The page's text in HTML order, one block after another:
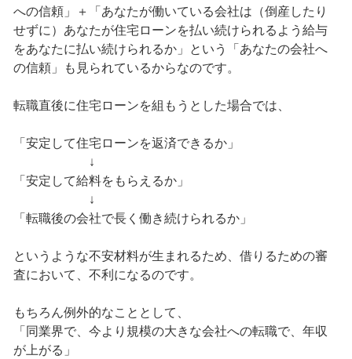
への信頼」＋「あなたが働いている会社は（倒産したり
せずに）あなたが住宅ローンを払い続けられるよう給与
をあなたに払い続けられるか」という「あなたの会社へ
の信頼」も見られているからなのです。
転職直後に住宅ローンを組もうとした場合では、
「安定して住宅ローンを返済できるか」
↓
「安定して給料をもらえるか」
↓
「転職後の会社で長く働き続けられるか」
というような不安材料が生まれるため、借りるための審
査において、不利になるのです。
もちろん例外的なこととして、
「同業界で、今より規模の大きな会社への転職で、年収
が上がる」